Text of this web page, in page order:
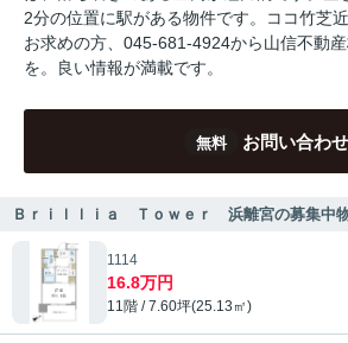
2分の位置に駅がある物件です。ココ竹芝
お求めの方、045-681-4924から山信不動
を。良い情報が満載です。
無料 お問い合わせ
Ｂｒｉｌｌｉａ Ｔｏｗｅｒ 浜離宮の募集中
1114
16.8万円
11階 / 7.60坪(25.13㎡)